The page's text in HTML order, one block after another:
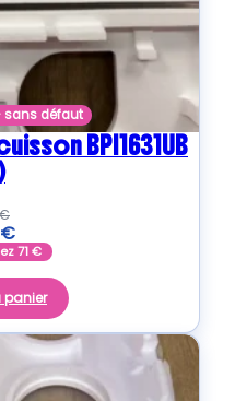
sans défaut
BPI1631UB
€
€
71€
panier